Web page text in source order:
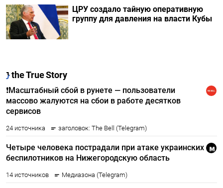
ЦРУ создало тайную оперативную
группу для давления на власти Кубы